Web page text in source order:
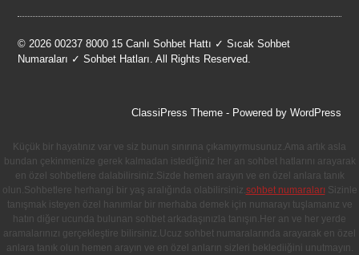
© 2026 00237 8000 15 Canlı Sohbet Hattı ✓ Sıcak Sohbet
Numaraları ✓ Sohbet Hatları. All Rights Reserved.
ClassiPress Theme- Powered by WordPress
Küçük bir hayatınız var ve siz bunun sınırına çıkamıyrmusunuz.Ama artık asla
bundan çekinmenize gerek kalmadan istediğiniz her an sohbet hatlarını arayarak
en özel sohbetlere dalabilirsiniz.Sizde hemen arayın ve en özel anlara tanık
olun.Sohbetlere herhangi bir yaş aralığında olabilirsiniz.sohbet numaralarıSizinle
tanışmak isteyen özel hanımlar bir merhaba demek için numarayı tuşlamanız ve
hatın diğer ucunda bulunan sohbet arkadaşınızla tanışın.Her an ve her yerde
aramalarınızı gerçekleştire bilirsiniz.Ucuz sohbet numaralarında arayarak en özel
anlara tanık olun hemen arayın ve en özel anların sizleri beklediiğini unutmayın.